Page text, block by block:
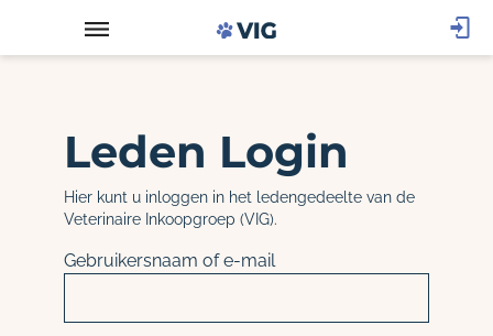
Leden Login
Hier kunt u inloggen in het ledengedeelte van de
Veterinaire Inkoopgroep (VIG).
Gebruikersnaam of e-mail